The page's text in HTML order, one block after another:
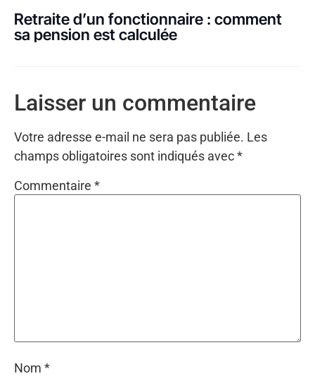
Retraite d’un fonctionnaire : comment
sa pension est calculée
Laisser un commentaire
Votre adresse e-mail ne sera pas publiée. Les
champs obligatoires sont indiqués avec*
Commentaire *
Nom *